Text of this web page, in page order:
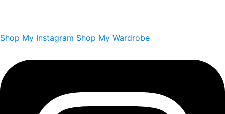
Shop My Instagram Shop My Wardrobe